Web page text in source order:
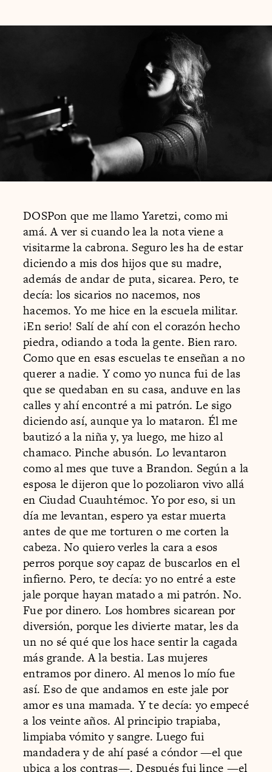
DOSPon que me llamo Yaretzi, como mi
amá. A ver si cuando lea la nota viene a
visitarme la cabrona. Seguro les ha de estar
diciendo a mis dos hijos que su madre,
además de andar de puta, sicarea. Pero, te
decía: los sicarios no nacemos, nos
hacemos. Yo me hice en la escuela militar.
¡En serio! Salí de ahí con el corazón hecho
piedra, odiando a toda la gente. Bien raro.
Como que en esas escuelas te enseñan a no
querer a nadie. Y como yo nunca fui de las
que se quedaban en su casa, anduve en las
calles y ahí encontré a mi patrón. Le sigo
diciendo así, aunque ya lo mataron. Él me
bautizó a la niña y, ya luego, me hizo al
chamaco. Pinche abusón. Lo levantaron
como al mes que tuve a Brandon. Según a la
esposa le dijeron que lo pozoliaron vivo allá
en Ciudad Cuauhtémoc. Yo por eso, si un
día me levantan, espero ya estar muerta
antes de que me torturen o me corten la
cabeza. No quiero verles la cara a esos
perros porque soy capaz de buscarlos en el
infierno. Pero, te decía: yo no entré a este
jale porque hayan matado a mi patrón. No.
Fue por dinero. Los hombres sicarean por
diversión, porque les divierte matar, les da
un no sé qué que los hace sentir la cagada
más grande. A la bestia. Las mujeres
entramos por dinero. Al menos lo mío fue
así. Eso de que andamos en este jale por
amor es una mamada. Y te decía: yo empecé
a los veinte años. Al principio trapiaba,
limpiaba vómito y sangre. Luego fui
mandadera y de ahí pasé a cóndor —el que
ubica a los contras—. Después fui lince —el